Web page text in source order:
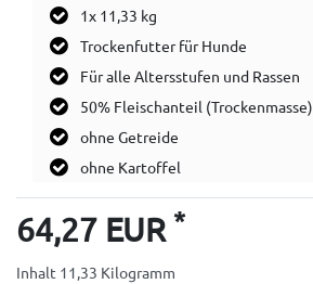
1x 11,33 kg
Trockenfutter für Hunde
Für alle Altersstufen und Rassen
50% Fleischanteil (Trockenmasse)
ohne Getreide
ohne Kartoffel
64,27 EUR *
Inhalt 11,33 Kilogramm